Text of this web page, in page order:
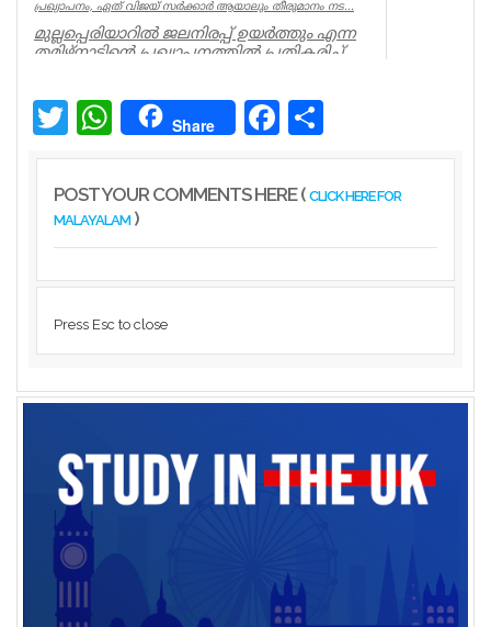
പ്രഖ്യാപനം, ഏത് വിജയ് സർക്കാർ ആയാലും തീരുമാനം നട...
മുല്ലപ്പെരിയാറിൽ ജലനിരപ്പ് ഉയർത്തും എന്ന
തമിഴ്നാടിന്റെ പ്രഖ്യാപനത്തിൽ പ്രതികരിച്ച്
Kerala
Twitter WhatsAppShare Facebook
POST YOUR COMMENTS HERE ( CLICK HERE FOR
MALAYALAM)
Press Esc to close